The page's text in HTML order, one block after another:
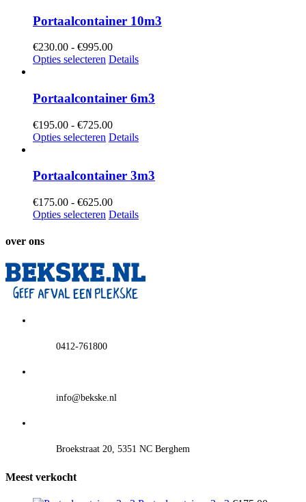
Portaalcontainer 10m3
€230.00 - €995.00Prijsklasse:
€230.00
Opties selecteren Details
Portaalcontainer 6m3
€195.00 - €725.00Prijsklasse:
€195.00
Opties selecteren Details
Portaalcontainer 3m3
€175.00 - €625.00Prijsklasse:
€175.00
Opties selecteren Details
over ons
0412-761800
info@bekske.nl
Broekstraat 20, 5351 NC Berghem
Meest verkocht